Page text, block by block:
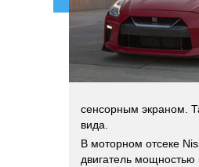
сенсорным экраном.
вида.
В моторном отсеке
двигатель мощностью